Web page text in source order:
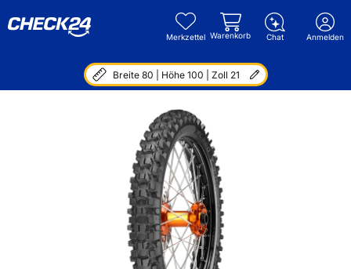
Merkzettel Warenkorb Chat Anmelden
Breite 80 | Höhe 100 | Zoll 21